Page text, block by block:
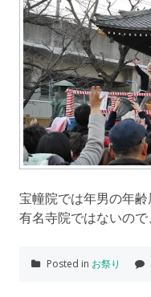
宝幢院では年男の年齢
有名寺院ではないので
Posted in お祭り